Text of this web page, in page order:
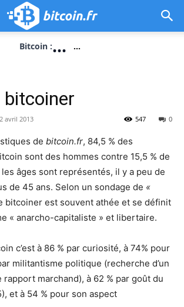
Bitcoin :... ...
bitcoiner
avril 2013 0
547
de bitcoin.fr, 84,5 % des
sont des hommes contre 15,5 % de
âges sont représentés, il y a peu de
de 45 ans. Selon un sondage de «
bitcoiner est souvent athée et se définit
« anarcho-capitaliste » et libertaire.
c’est à 86 % par curiosité, à 74% pour
militantisme politique (recherche d’un
rapport marchand), à 62 % par goût du
et à 54 % pour son aspect